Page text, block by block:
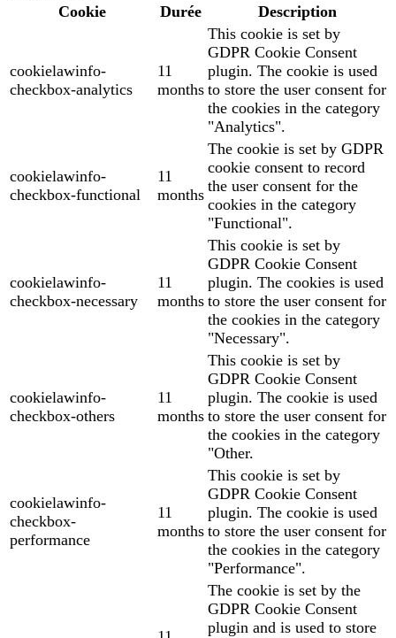
Cookie
Durée Description
cookielawinfo-
checkbox-analytics
11
months
This cookie is set by
GDPR Cookie Consent
plugin. The cookie is used
to store the user consent for
the cookies in the category
"Analytics".
cookielawinfo-
checkbox-functional
11
months
The cookie is set by GDPR
cookie consent to record
the user consent for the
cookies in the category
"Functional".
cookielawinfo-
checkbox-necessary
11
months
This cookie is set by
GDPR Cookie Consent
plugin. The cookies is used
to store the user consent for
the cookies in the category
"Necessary".
cookielawinfo-
checkbox-others
11
months
This cookie is set by
GDPR Cookie Consent
plugin. The cookie is used
to store the user consent for
the cookies in the category
"Other.
cookielawinfo-
checkbox-
performance
11
months
This cookie is set by
GDPR Cookie Consent
plugin. The cookie is used
to store the user consent for
the cookies in the category
"Performance".
The cookie is set by the
GDPR Cookie Consent
plugin and is used to store